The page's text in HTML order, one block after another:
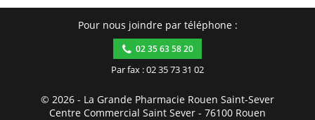
Pour nous joindre par téléphone :
02 35 63 58 20
Par fax : 02 35 73 31 02
© 2026 - La Grande Pharmacie Rouen Saint-Sever
Centre Commercial Saint Sever - 76100 Rouen